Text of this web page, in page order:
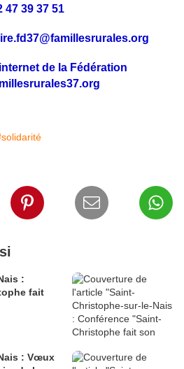
47 39 37 51
de la Fédération
:
fait
: Vœux